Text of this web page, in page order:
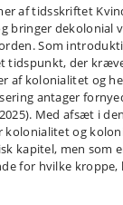
af tidsskriftet
bringer
Som
tidspunkt, der
af kolonialitet og
antager
Med afsæt i
kolonialitet og
kapitel, men som
for hvilke